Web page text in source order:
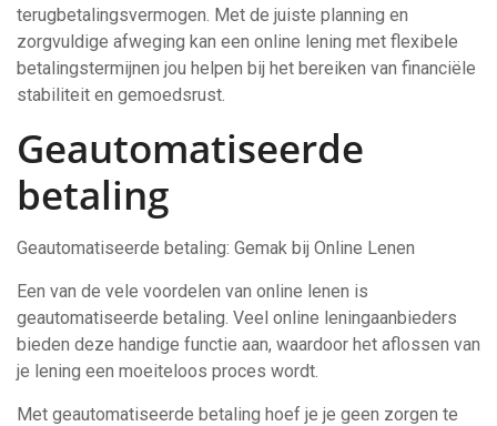
terugbetalingsvermogen. Met de juiste planning en
zorgvuldige afweging kan een online lening met flexibele
betalingstermijnen jou helpen bij het bereiken van financiële
stabiliteit en gemoedsrust.
Geautomatiseerde
betaling
Geautomatiseerde betaling: Gemak bij Online Lenen
Een van de vele voordelen van online lenen is
geautomatiseerde betaling. Veel online leningaanbieders
bieden deze handige functie aan, waardoor het aflossen van
je lening een moeiteloos proces wordt.
Met geautomatiseerde betaling hoef je je geen zorgen te